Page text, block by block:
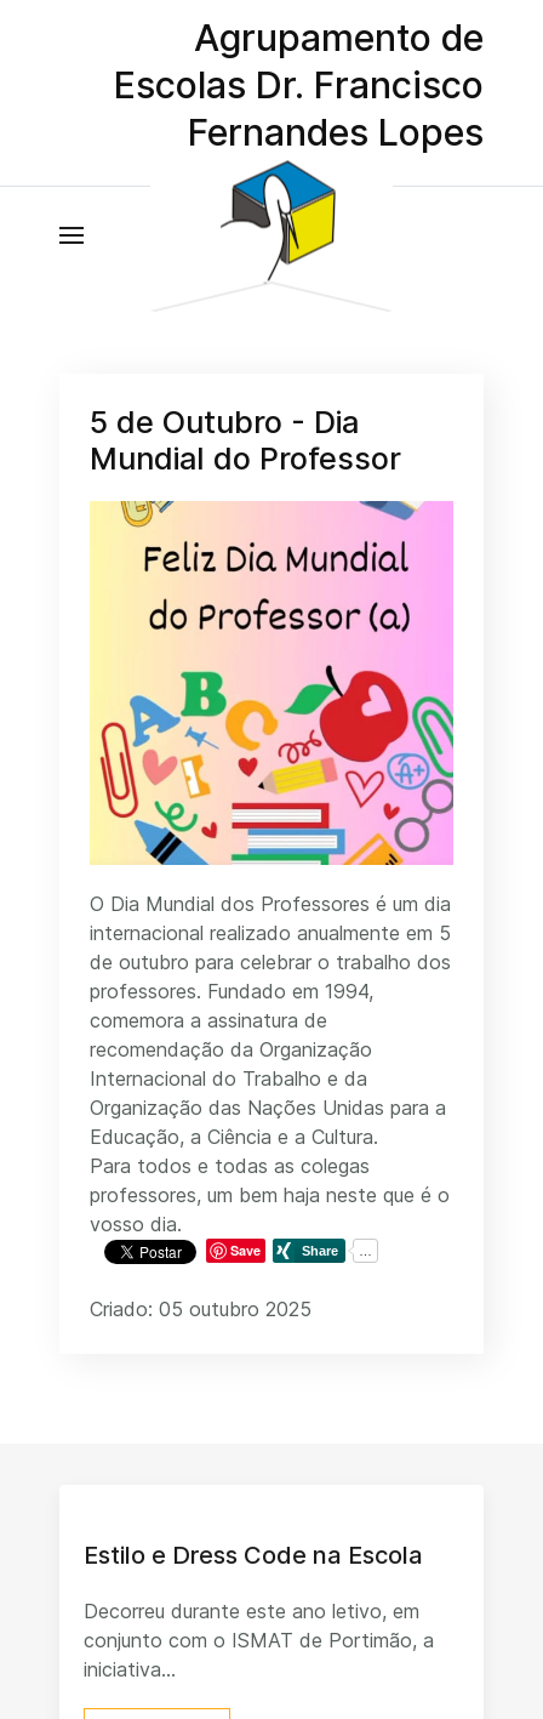
Agrupamento de
Escolas Dr. Francisco
Fernandes Lopes
5 de Outubro - Dia
Mundial do Professor
O Dia Mundial dos Professores é um dia
internacional realizado anualmente em 5
de outubro para celebrar o trabalho dos
professores. Fundado em 1994,
comemora a assinatura de
recomendação da Organização
Internacional do Trabalho e da
Organização das Nações Unidas para a
Educação, a Ciência e a Cultura.
Para todos e todas as colegas
professores, um bem haja neste que é o
vosso dia.
Save
Criado: 05 outubro 2025
Estilo e Dress Code na Escola
Decorreu durante este ano letivo, em
conjunto com o ISMAT de Portimão, a
iniciativa...